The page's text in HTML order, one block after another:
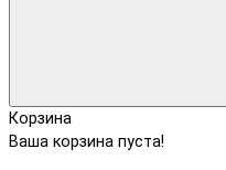
Корзина
Ваша корзина пуста!